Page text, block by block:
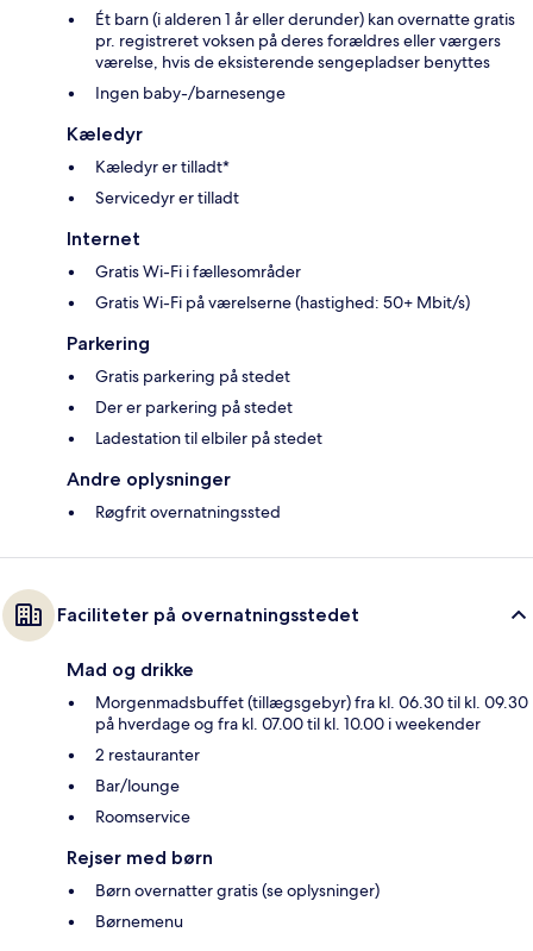
Ét barn (i alderen 1 år eller derunder) kan overnatte gratis
pr. registreret voksen på deres forældres eller værgers
værelse, hvis de eksisterende sengepladser benyttes
Ingen baby-/barnesenge
Kæledyr
Kæledyr er tilladt*
Servicedyr er tilladt
Internet
Gratis Wi-Fi i fællesområder
Gratis Wi-Fi på værelserne (hastighed: 50+ Mbit/s)
Parkering
Gratis parkering på stedet
Der er parkering på stedet
Ladestation til elbiler på stedet
Andre oplysninger
Røgfrit overnatningssted
Faciliteter på overnatningsstedet
Mad og drikke
Morgenmadsbuffet (tillægsgebyr) fra kl. 06.30 til kl. 09.30
på hverdage og fra kl. 07.00 til kl. 10.00 i weekender
2 restauranter
Bar/lounge
Roomservice
Rejser med børn
Børn overnatter gratis (se oplysninger)
Børnemenu